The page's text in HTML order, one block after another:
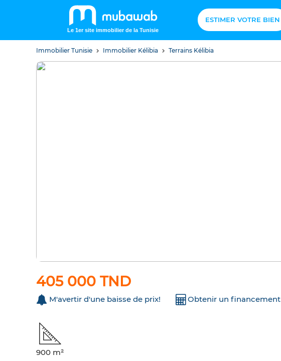
Le 1er site immobilier de la Tunisie
ESTIMER VOTRE BIEN
Immobilier Tunisie Immobilier Kélibia Terrains Kélibia
405 000 TND
M'avertir d'une baisse de prix! Obtenir un financement
900 m²